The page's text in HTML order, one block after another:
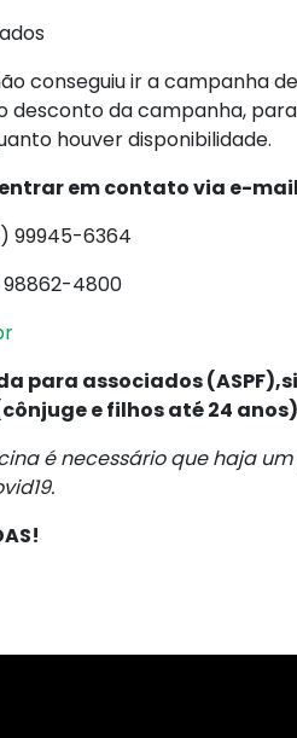
conseguiu ir a campanha
da campanha,
houver disponibilidade.
em contato via e-
99945-6364
4800
para associados
e filhos até 24
é necessário que haja